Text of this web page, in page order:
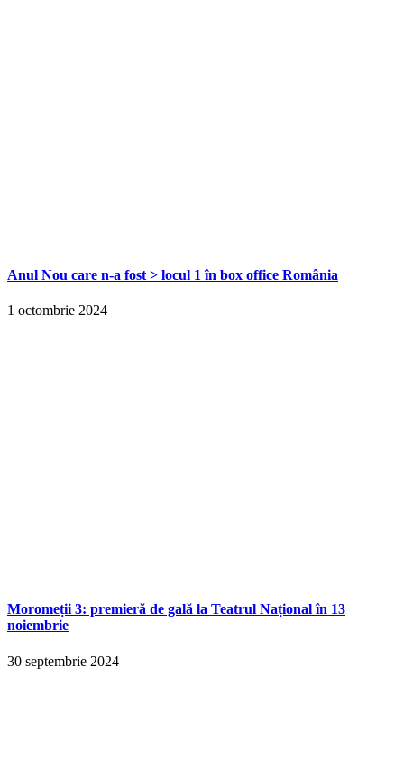
Anul Nou care n-a fost > locul 1 în box office România
1 octombrie 2024
Moromeții 3: premieră de gală la Teatrul Național în 13
noiembrie
30 septembrie 2024